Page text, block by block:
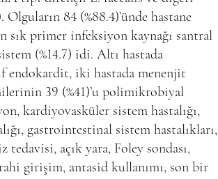
84 (%88.4)’ünde hastane
sık primer infeksiyon kaynağı santral
(%14.7) idi. Altı hastada
endokardit, iki hastada menenjit
39 (%41)’u polimikrobiyal
kardiyovasküler sistem hastalığı,
gastrointestinal sistem hastalıkları,
açık yara, Foley sondası,
girişim, antasid kullanımı, son bir